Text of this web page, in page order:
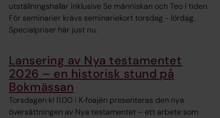
utställningshallar inklusive Se människan och Teo i tiden.
För seminarier krävs seminariekort torsdag - lördag.
Specialpriser här just nu.
Lansering av Nya testamentet
2026 – en historisk stund på
Bokmässan
Torsdagen kl 11.00 i K‑foajén presenteras den nya
översättningen av Nya testamentet – ett arbete som